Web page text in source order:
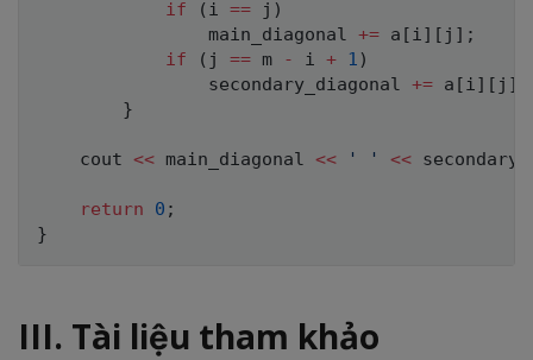
if
( i == j )
                main_diagonal
+= a [i] [ j ] ;
if
( j == m - i + 1 )
                secondary_diagonal
+= a [i] [ j ]
}
    cout
<< main_diagonal << ' ' <<
return 0 ;
}
III. Tài liệu tham khảo